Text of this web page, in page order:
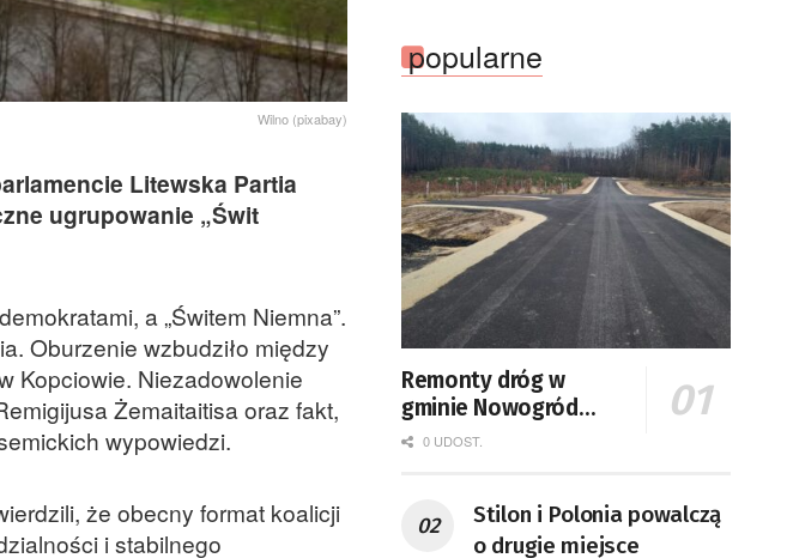
Wilno (pixabay)
Litewska Partia
ugrupowanie „Świt
a „Świtem Niemna”.
Oburzenie wzbudziło między
Kopciowie. Niezadowolenie
Żemaitaitisa oraz fakt,
wypowiedzi.
że obecny format koalicji
i stabilnego
popularne
Remonty dróg w
gminie Nowogród
Bobrzański
0 UDOST.
Stilon i Polonia powalczą
o drugie miejsce